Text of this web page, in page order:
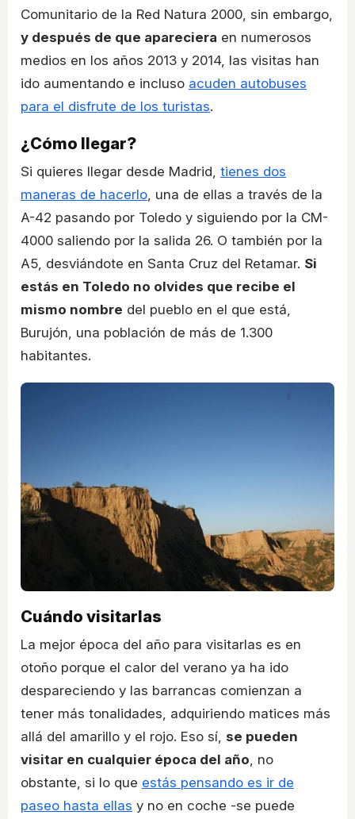
Comunitario de la Red Natura 2000, sin embargo,
y después de que apareciera en numerosos
medios en los años 2013 y 2014, las visitas han
ido aumentando e incluso acuden autobuses
para el disfrute de los turistas.
¿Cómo llegar?
Si quieres llegar desde Madrid, tienes dos
maneras de hacerlo , una de ellas a través de la
A-42 pasando por Toledo y siguiendo por la CM-
4000 saliendo por la salida 26. O también por la
A5, desviándote en Santa Cruz del Retamar. Si
estás en Toledo no olvides que recibe el
mismo nombre del pueblo en el que está,
Burujón, una población de más de 1.300
habitantes.
Cuándo visitarlas
La mejor época del año para visitarlas es en
otoño porque el calor del verano ya ha ido
despareciendo y las barrancas comienzan a
tener más tonalidades, adquiriendo matices más
allá del amarillo y el rojo. Eso sí, se pueden
visitar en cualquier época del año, no
obstante, si lo que estás pensando es ir de
paseo hasta ellas y no en coche -se puede